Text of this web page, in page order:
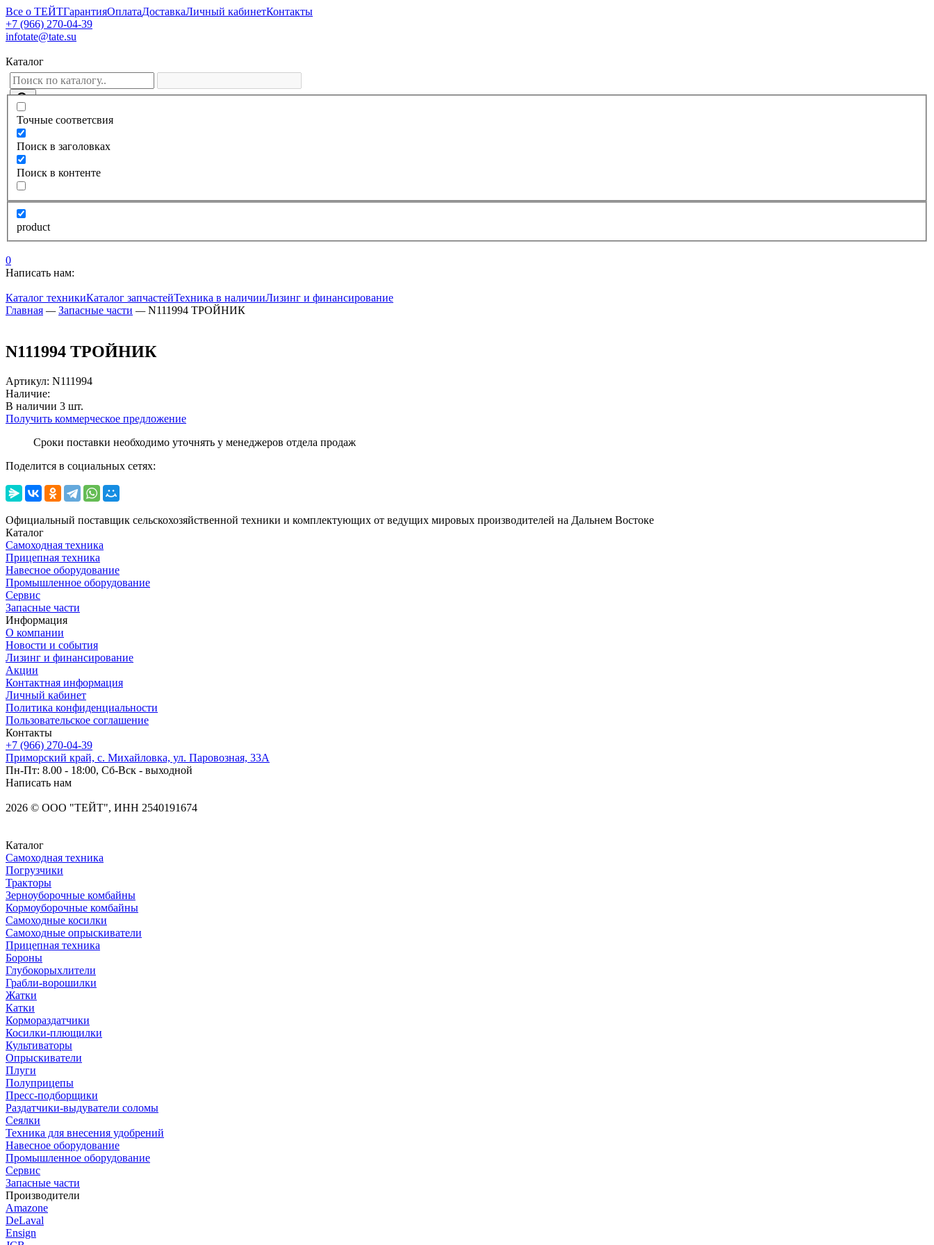
Все о ТЕЙТГарантияОплатаДоставкаЛичный кабинетКонтакты
+7 (966) 270-04-39
infotate@tate.su
Каталог
Точные соответсвия
Поиск в заголовках
Поиск в контенте
product
0
Написать нам:
Каталог техникиКаталог запчастейТехника в наличииЛизинг и финансирование
Главная — Запасные части — N111994 ТРОЙНИК
N111994 ТРОЙНИК
Артикул: N111994
Наличие:
В наличии 3 шт.
Получить коммерческое предложение
Сроки поставки необходимо уточнять у менеджеров отдела продаж
Поделится в социальных сетях:
Официальный поставщик сельскохозяйственной техники и комплектующих от ведущих мировых производителей на Дальнем Востоке
Каталог
Самоходная техника
Прицепная техника
Навесное оборудование
Промышленное оборудование
Сервис
Запасные части
Информация
О компании
Новости и события
Лизинг и финансирование
Акции
Контактная информация
Личный кабинет
Политика конфиденциальности
Пользовательское соглашение
Контакты
+7 (966) 270-04-39
Приморский край, с. Михайловка, ул. Паровозная, 33А
Пн-Пт: 8.00 - 18:00, Сб-Вск - выходной
Написать нам
2026 © OOO "ТЕЙТ", ИНН 2540191674
Каталог
Самоходная техника
Погрузчики
Тракторы
Зерноуборочные комбайны
Кормоуборочные комбайны
Самоходные косилки
Самоходные опрыскиватели
Прицепная техника
Бороны
Глубокорыхлители
Грабли-ворошилки
Жатки
Катки
Кормораздатчики
Косилки-плющилки
Культиваторы
Опрыскиватели
Плуги
Полуприцепы
Пресс-подборщики
Раздатчики-выдуватели соломы
Сеялки
Техника для внесения удобрений
Навесное оборудование
Промышленное оборудование
Сервис
Запасные части
Производители
Amazone
DeLaval
Ensign